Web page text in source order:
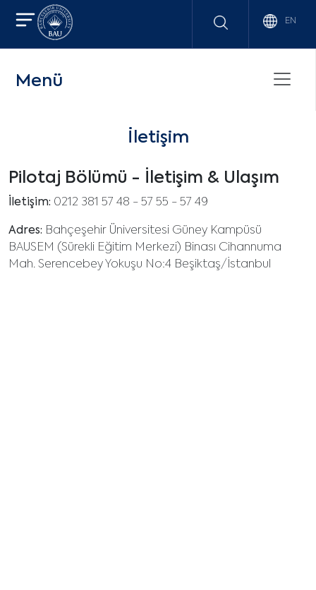
EN
Menü
İletişim
Pilotaj Bölümü - İletişim & Ulaşım
İletişim: 0212 381 57 48 - 57 55 - 57 49
Adres: Bahçeşehir Üniversitesi Güney Kampüsü
BAUSEM (Sürekli Eğitim Merkezi) Binası Cihannuma
Mah. Serencebey Yokuşu No:4 Beşiktaş/İstanbul